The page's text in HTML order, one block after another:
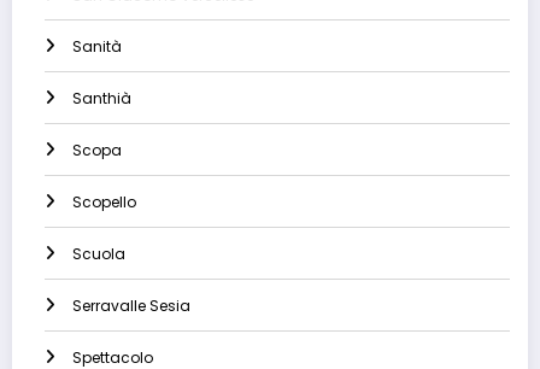
Sanità
Santhià
Scopa
Scopello
Scuola
Serravalle Sesia
Spettacolo